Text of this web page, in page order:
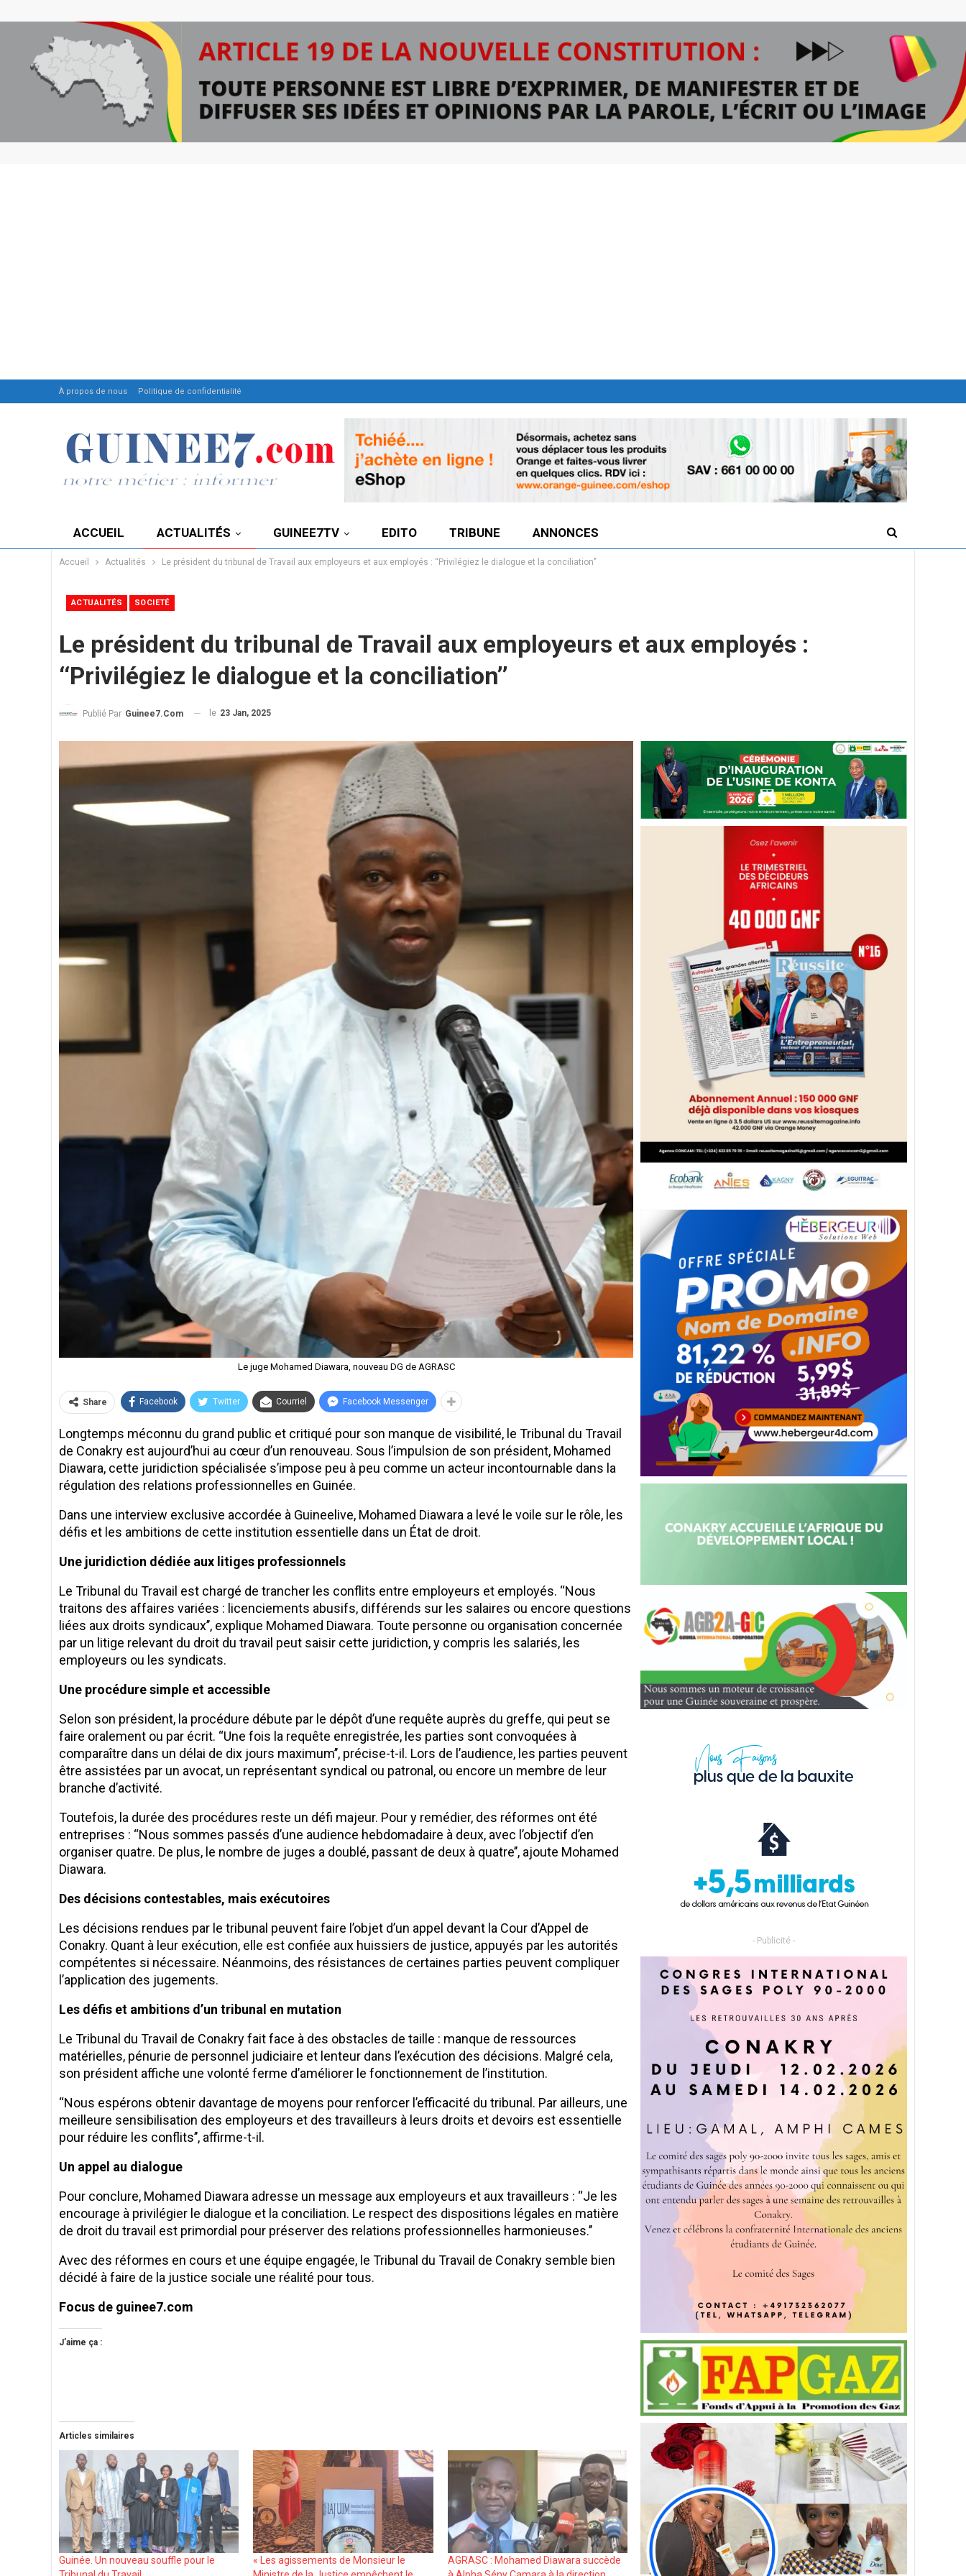
À propos de nous Politique de confidentialité
ACCUEIL ACTUALITÉS GUINEE7TV EDITO TRIBUNE ANNONCES
Accueil Actualités Le président du tribunal de Travail aux employeurs et aux employés : ‘‘Privilégiez le dialogue et la conciliation’’
ACTUALITÉS SOCIETÉ
Le président du tribunal de Travail aux employeurs et aux employés :
‘‘Privilégiez le dialogue et la conciliation’’
Publié Par Guinee7.com le 23 Jan, 2025
Le juge Mohamed Diawara, nouveau DG de AGRASC
Share Facebook Twitter Courriel Facebook Messenger
Longtemps méconnu du grand public et critiqué pour son manque de visibilité, le Tribunal du Travail
de Conakry est aujourd’hui au cœur d’un renouveau. Sous l’impulsion de son président, Mohamed
Diawara, cette juridiction spécialisée s’impose peu à peu comme un acteur incontournable dans la
régulation des relations professionnelles en Guinée.
Dans une interview exclusive accordée à Guineelive, Mohamed Diawara a levé le voile sur le rôle, les
défis et les ambitions de cette institution essentielle dans un État de droit.
Une juridiction dédiée aux litiges professionnels
Le Tribunal du Travail est chargé de trancher les conflits entre employeurs et employés. ‘‘Nous
traitons des affaires variées : licenciements abusifs, différends sur les salaires ou encore questions
liées aux droits syndicaux’’, explique Mohamed Diawara. Toute personne ou organisation concernée
par un litige relevant du droit du travail peut saisir cette juridiction, y compris les salariés, les
employeurs ou les syndicats.
Une procédure simple et accessible
Selon son président, la procédure débute par le dépôt d’une requête auprès du greffe, qui peut se
faire oralement ou par écrit. ‘‘Une fois la requête enregistrée, les parties sont convoquées à
comparaître dans un délai de dix jours maximum’’, précise-t-il. Lors de l’audience, les parties peuvent
être assistées par un avocat, un représentant syndical ou patronal, ou encore un membre de leur
branche d’activité.
Toutefois, la durée des procédures reste un défi majeur. Pour y remédier, des réformes ont été
entreprises : ‘‘Nous sommes passés d’une audience hebdomadaire à deux, avec l’objectif d’en
organiser quatre. De plus, le nombre de juges a doublé, passant de deux à quatre’’, ajoute Mohamed
Diawara.
Des décisions contestables, mais exécutoires
Les décisions rendues par le tribunal peuvent faire l’objet d’un appel devant la Cour d’Appel de
Conakry. Quant à leur exécution, elle est confiée aux huissiers de justice, appuyés par les autorités
compétentes si nécessaire. Néanmoins, des résistances de certaines parties peuvent compliquer
l’application des jugements.
Les défis et ambitions d’un tribunal en mutation
Le Tribunal du Travail de Conakry fait face à des obstacles de taille : manque de ressources
matérielles, pénurie de personnel judiciaire et lenteur dans l’exécution des décisions. Malgré cela,
son président affiche une volonté ferme d’améliorer le fonctionnement de l’institution.
‘‘Nous espérons obtenir davantage de moyens pour renforcer l’efficacité du tribunal. Par ailleurs, une
meilleure sensibilisation des employeurs et des travailleurs à leurs droits et devoirs est essentielle
pour réduire les conflits’’, affirme-t-il.
Un appel au dialogue
Pour conclure, Mohamed Diawara adresse un message aux employeurs et aux travailleurs : ‘‘Je les
encourage à privilégier le dialogue et la conciliation. Le respect des dispositions légales en matière
de droit du travail est primordial pour préserver des relations professionnelles harmonieuses.’’
Avec des réformes en cours et une équipe engagée, le Tribunal du Travail de Conakry semble bien
décidé à faire de la justice sociale une réalité pour tous.
Focus de guinee7.com
J’aime ça :
Articles similaires
Guinée. Un nouveau souffle pour le
« Les agissements de Monsieur le
AGRASC : Mohamed Diawara succède
- Publicité -